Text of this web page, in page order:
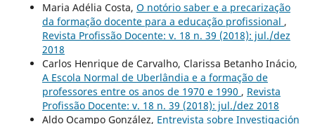
Maria Adélia Costa, O notório saber e a precarização
da formação docente para a educação profissional ,
Revista Profissão Docente: v. 18 n. 39 (2018): jul./dez
2018
Carlos Henrique de Carvalho, Clarissa Betanho Inácio,
A Escola Normal de Uberlândia e a formação de
professores entre os anos de 1970 e 1990 , Revista
Profissão Docente: v. 18 n. 39 (2018): jul./dez 2018
Aldo Ocampo González, Entrevista sobre Investigación